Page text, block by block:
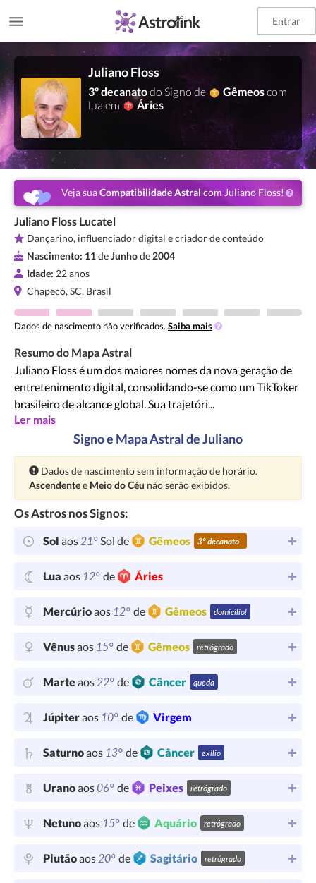
Entrar
Juliano Floss
3º decanatodo Signo de Gêmeoscom
lua em
Áries
Veja suaCompatibilidade Astral com Juliano Floss!
Juliano Floss Lucatel
Dançarino, influenciador digital e criador de conteúdo
Nascimento: 11deJunhode 2004
Idade: 22 anos
Chapecó, SC, Brasil
Dados de nascimento não verificados. Saiba mais
Resumo do Mapa Astral
Juliano Floss é um dos maiores nomes da nova geração de
entretenimento digital, consolidando-se como um TikToker
brasileiro de alcance global. Sua trajetóri...
Ler mais
Signo e Mapa Astral de Juliano
Atenção:
Dados de nascimento sem informação de horário.
Ascendentee Meio do Céu não serão exibidos.
Os Astros nos Signos:
Sol aos21°Sol de Gêmeos 3º decanato
Lua aos 12° de Áries
Mercúrioaos 12° de Gêmeos domicílio!
Vênusaos 15° de Gêmeos retrógrado
Marteaos22° de Câncer queda
Júpiteraos 10° de Virgem
Saturnoaos 13° de Câncer exílio
Uranoaos06° de Peixes retrógrado
Netunoaos 15° de Aquário retrógrado
Plutãoaos20° de Sagitário retrógrado